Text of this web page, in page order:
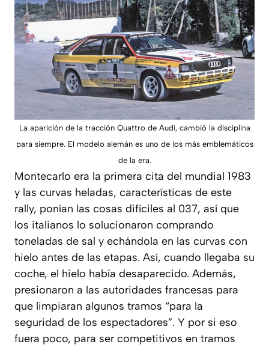
La aparición de la tracción Quattro de Audi, cambió la disciplina
para siempre. El modelo alemán es uno de los más emblemáticos
de la era.
Montecarlo era la primera cita del mundial 1983
y las curvas heladas, características de este
rally, ponían las cosas difíciles al 037, así que
los italianos lo solucionaron comprando
toneladas de sal y echándola en las curvas con
hielo antes de las etapas. Así, cuando llegaba su
coche, el hielo había desaparecido. Además,
presionaron a las autoridades francesas para
que limpiaran algunos tramos “para la
seguridad de los espectadores”. Y por si eso
fuera poco, para ser competitivos en tramos